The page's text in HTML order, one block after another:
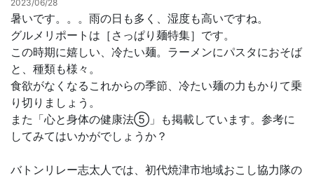
お問合せ
2023/06/28
暑いです。。。雨の日も多く、湿度も高いですね。
グルメリポートは［さっぱり麺特集］です。
この時期に嬉しい、冷たい麺。ラーメンにパスタにおそば
と、種類も様々。
食欲がなくなるこれからの季節、冷たい麺の力もかりて乗
り切りましょう。
また「心と身体の健康法➄」も掲載しています。参考に
してみてはいかがでしょうか？
バトンリレー志太人では、初代焼津市地域おこし協力隊の